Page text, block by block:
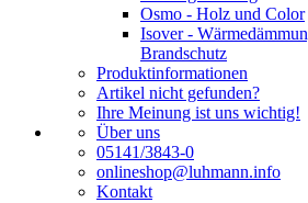
Osmo - Holz und Color
Isover -
Brandschutz
Produktinformationen
Artikel nicht gefunden?
Ihre Meinung ist uns wichtig!
Über uns
05141/3843-0
onlineshop@luhmann.info
Kontakt